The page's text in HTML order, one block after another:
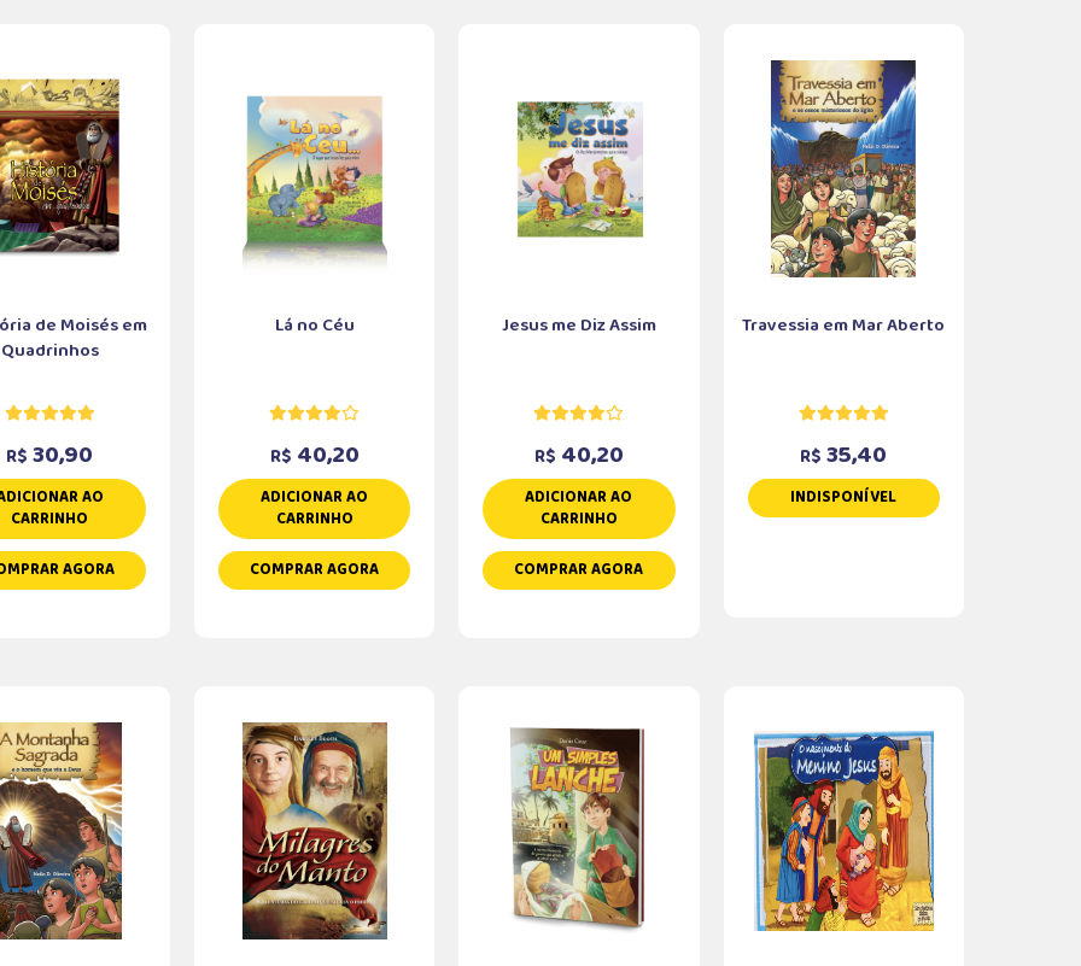
de Moisés em
Quadrinhos
R$ 30,90
AO
CARRINHO
AGORA
Lá no Céu
R$ 40,20
ADICIONAR AO
CARRINHO
COMPRAR AGORA
Jesus me Diz Assim
R$ 40,20
ADICIONAR AO
CARRINHO
COMPRAR AGORA
Travessia em Mar Aberto
R$ 35,40
INDISPONÍVEL